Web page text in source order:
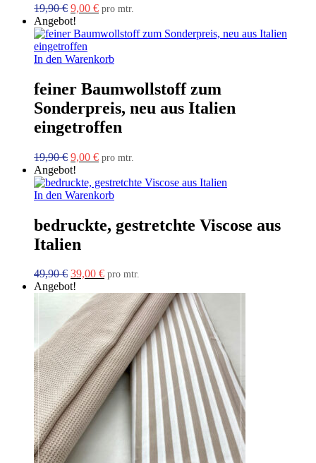
19,90€ Ursprünglicher
Preis
war:
19,90 €
9,00 €Aktueller
ist:
pro mtr.
Angebot!
In den Warenkorb
feiner Baumwollstoff zum
Sonderpreis, neu aus Italien
eingetroffen
19,90€ Ursprünglicher
Preis
war:
19,90 €
9,00 €Aktueller
ist:
9,00 €.
pro mtr.
Angebot!
In den Warenkorb
bedruckte, gestretchte Viscose aus
Italien
49,90€ Ursprünglicher
Preis
war:
49,90 €
39,00 €Aktueller
ist:
39,00 €.
pro mtr.
Angebot!